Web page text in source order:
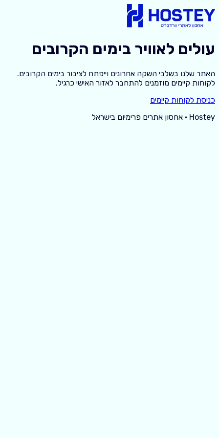
עולים לאוויר בימים הקרובים
האתר שלנו בשלבי השקה אחרונים וייפתח לציבור בימים הקרובים.
לקוחות קיימים מוזמנים להתחבר לאזור האישי כרגיל.
כניסת לקוחות קיימים
Hostey · אחסון אתרים פרימיום בישראל